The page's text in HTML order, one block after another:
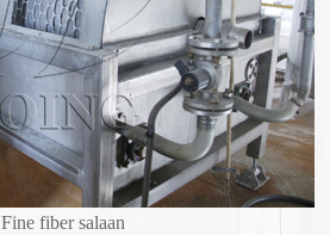
Fine fiber salaan